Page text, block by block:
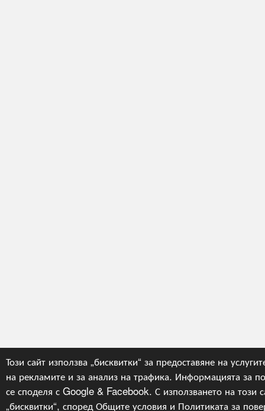
Този сайт използва „бисквитки“ за предоставяне на
на рекламите и за анализ на трафика. Информацията за
се споделя с Google & Facebook. С използването на този
„бисквитки“, споредОбщите условия и Политиката за